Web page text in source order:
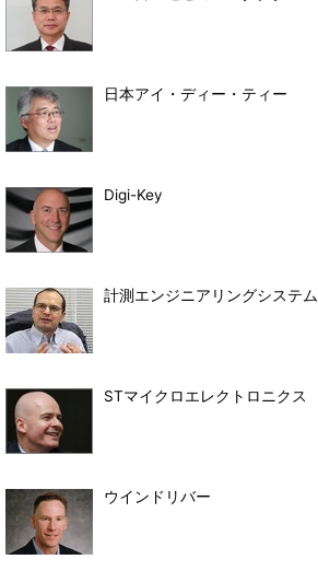
日本アイ・ディー・ティー
Digi-Key
計測エンジニアリングシステム
STマイクロエレクトロニクス
ウインドリバー